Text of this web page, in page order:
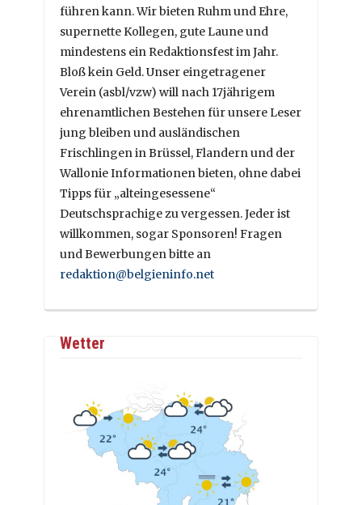
führen kann. Wir bieten Ruhm und Ehre,
supernette Kollegen, gute Laune und
mindestens ein Redaktionsfest im Jahr.
Bloß kein Geld. Unser eingetragener
Verein (asbl/vzw) will nach 17jährigem
ehrenamtlichen Bestehen für unsere Leser
jung bleiben und ausländischen
Frischlingen in Brüssel, Flandern und der
Wallonie Informationen bieten, ohne dabei
Tipps für „alteingesessene“
Deutschsprachige zu vergessen. Jeder ist
willkommen, sogar Sponsoren! Fragen
und Bewerbungen bitte an
redaktion@belgieninfo.net
Wetter